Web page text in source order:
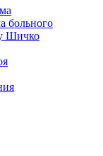
больного
Шичко